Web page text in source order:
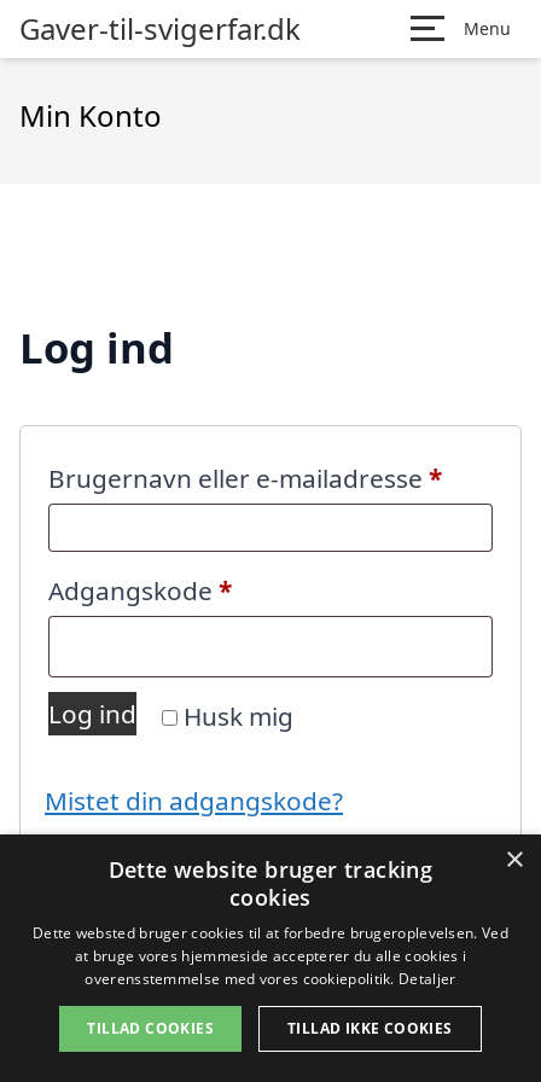
Gaver-til-svigerfar.dk Menu
Min Konto
Log ind
Brugernavn eller e-mailadresse *
Adgangskode *Påkrævet
Husk mig
Log ind
Mistet din adgangskode?
Copyright 2026 - Pilanto Aps
×
Dette website bruger tracking
cookies
Dette websted bruger cookies til at forbedre brugeroplevelsen. Ved
at bruge vores hjemmeside accepterer du alle cookies i
overensstemmelse med vores cookiepolitik. Detaljer
TILLAD COOKIES TILLAD IKKE COOKIES